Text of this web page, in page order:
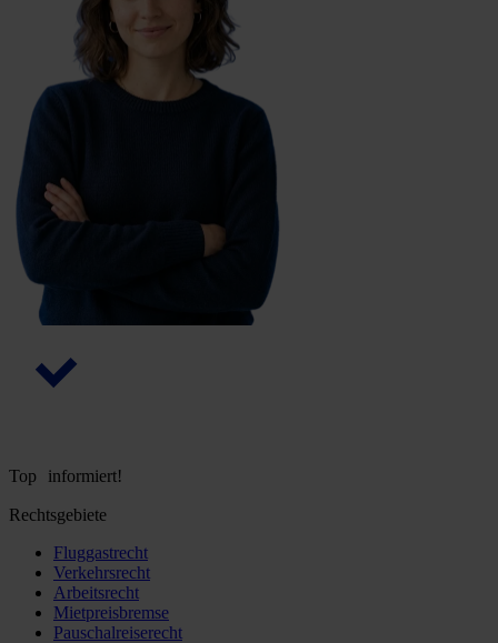
Top informiert!
Rechtsgebiete
Fluggastrecht
Verkehrsrecht
Arbeitsrecht
Mietpreisbremse
Pauschalreiserecht